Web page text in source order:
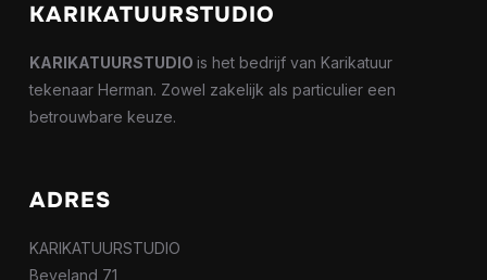
KARIKATUURSTUDIO
KARIKATUURSTUDIO is het bedrijf van Karikatuur
tekenaar Herman. Zowel zakelijk als particulier een
betrouwbare keuze.
ADRES
KARIKATUURSTUDIO
Beveland 71